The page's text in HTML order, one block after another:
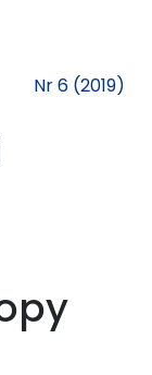
Nr 6 (2019)